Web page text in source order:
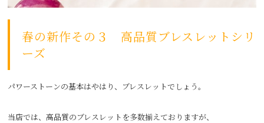
春の新作その３ 高品質ブレスレットシリ
ーズ
パワーストーンの基本はやはり、ブレスレットでしょう。
当店では、高品質のブレスレットを多数揃えておりますが、